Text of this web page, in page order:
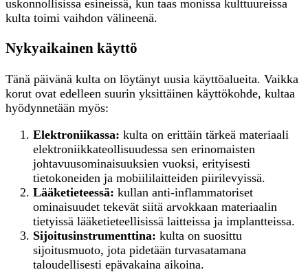
uskonnollisissa esineissä, kun taas monissa kulttuureissa
kulta toimi vaihdon välineenä.
Nykyaikainen käyttö
Tänä päivänä kulta on löytänyt uusia käyttöalueita. Vaikka
korut ovat edelleen suurin yksittäinen käyttökohde, kultaa
hyödynnetään myös:
Elektroniikassa: kulta on erittäin tärkeä materiaali
elektroniikkateollisuudessa sen erinomaisten
johtavuusominaisuuksien vuoksi, erityisesti
tietokoneiden ja mobiililaitteiden piirilevyissä.
Lääketieteessä: kullan anti-inflammatoriset
ominaisuudet tekevät siitä arvokkaan materiaalin
tietyissä lääketieteellisissä laitteissa ja implantteissa.
Sijoitusinstrumenttina: kulta on suosittu
sijoitusmuoto, jota pidetään turvasatamana
taloudellisesti epävakaina aikoina.